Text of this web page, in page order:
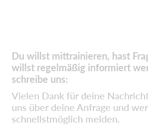
Du willst mittrainieren, hast
willst regelmäßig informiert
schreibe uns:
Vielen Dank für deine
uns über deine Anfrage und
schnellstmöglich melden.